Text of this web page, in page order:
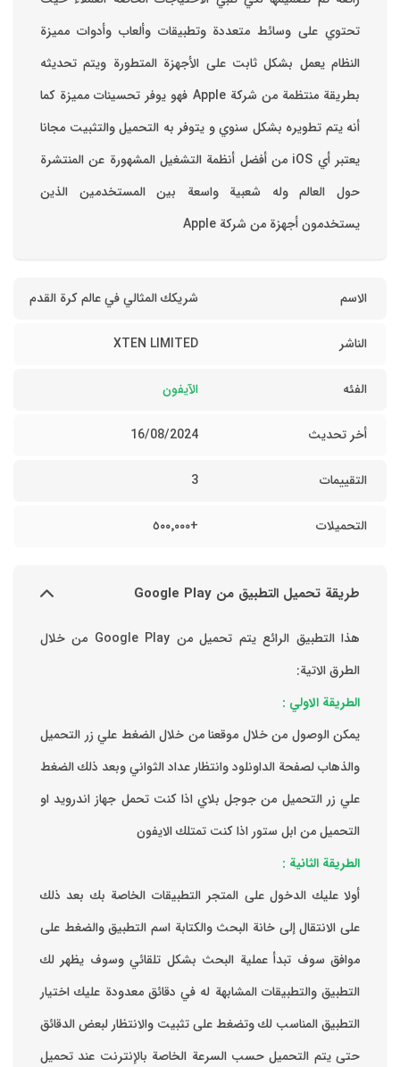
تحتوي على وسائط متعددة وتطبيقات وألعاب وأدوات مميزة
‏النظام يعمل بشكل ثابت على الأجهزة المتطورة ويتم تحديثه
بطريقة منتظمة من شركة Apple فهو يوفر تحسينات مميزة كما
أنه يتم تطويره بشكل سنوي و يتوفر به التحميل والتثبيت مجانا
‏يعتبر أي iOS من أفضل أنظمة التشغيل المشهورة عن المنتشرة
حول العالم وله شعبية واسعة بين المستخدمين الذين
يستخدمون أجهزة من شركة Apple
الاسم شريكك المثالي في عالم كرة القدم
الناشر XTEN LIMITED
الفئه الآيفون
أخر تحديث 16/08/2024
التقييمات 3
التحميلات +٥٠٠٬٠٠٠
طريقة تحميل التطبيق من Google Play
هذا التطبيق الرائع يتم تحميل من Google Play من خلال
الطرق الاتية:
الطريقة الاولي :
يمكن الوصول من خلال موقعنا من خلال الضغط علي زر التحميل
والذهاب لصفحة الداونلود وانتظار عداد الثواني وبعد ذلك الضغط
علي زر التحميل من جوجل بلاي اذا كنت تحمل جهاز اندرويد او
التحميل من ابل ستور اذا كنت تمتلك الايفون
الطريقة الثانية :
‏أولا عليك الدخول على المتجر التطبيقات الخاصة بك ‏بعد ذلك
على الانتقال إلى خانة البحث والكتابة اسم التطبيق والضغط على
موافق ‏سوف تبدأ عملية البحث بشكل تلقائي وسوف يظهر لك
التطبيق والتطبيقات المشابهة له في دقائق معدودة ‏عليك اختيار
التطبيق المناسب لك وتضغط على تثبيت والانتظار لبعض الدقائق
حتى يتم التحميل حسب السرعة الخاصة بالإنترنت ‏عند تحميل